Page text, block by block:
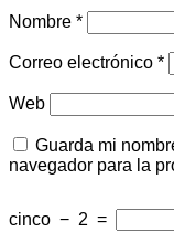
Nombre *
Correo electrónico *
Web
Guarda mi
navegador para la
cinco − 2 =